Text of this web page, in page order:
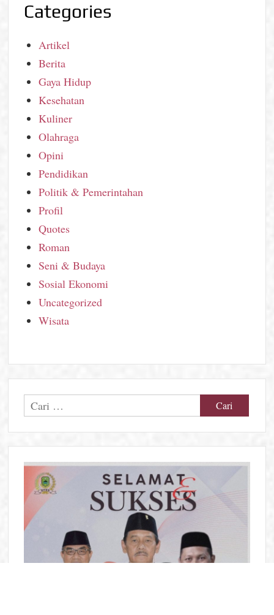
Categories
Artikel
Berita
Gaya Hidup
Kesehatan
Kuliner
Olahraga
Opini
Pendidikan
Politik & Pemerintahan
Profil
Quotes
Roman
Seni & Budaya
Sosial Ekonomi
Uncategorized
Wisata
Cari
untuk: